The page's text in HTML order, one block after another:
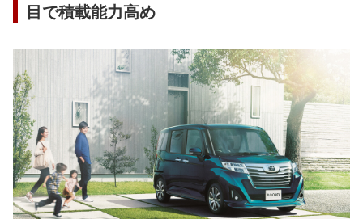
目で積載能力高め